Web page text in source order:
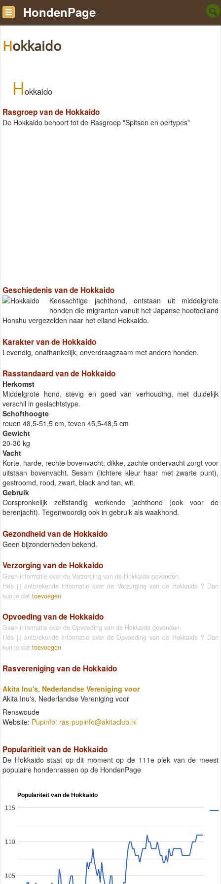
HondenPage
Hokkaido
Hokkaido
Rasgroep van de Hokkaido
De Hokkaido behoort tot de Rasgroep "Spitsen en oertypes"
Geschiedenis van de Hokkaido
Keesachtige jachthond, ontstaan uit middelgrote
honden die migranten vanuit het Japanse hoofdeiland
Honshu vergezelden naar het eiland Hokkaido.
Karakter van de Hokkaido
Levendig, onafhankelijk, onverdraagzaam met andere honden.
Rasstandaard van de Hokkaido
Herkomst
Middelgrote hond, stevig en goed van verhouding, met duidelijk
verschil in geslachtstype.
Schofthoogte
reuen 48,5-51,5 cm, teven 45,5-48,5 cm
Gewicht
20-30 kg
Vacht
Korte, harde, rechte bovenvacht; dikke, zachte ondervacht zorgt voor
uitstaan bovenvacht. Sesam (lichtere kleur haar met zwarte punt),
gestroomd, rood, zwart, black and tan, wit.
Gebruik
Oorspronkelijk zelfstandig werkende jachthond (ook voor de
berenjacht). Tegenwoordig ook in gebruik als waakhond.
Gezondheid van de Hokkaido
Geen bijzonderheden bekend.
Verzorging van de Hokkaido
Geen informatie over de Verzorging van de Hokkaido gevonden.
Heb jij ontbrekende informatie over de Verzorging van de Hokkaido ? Dan
kun je dat toevoegen
Opvoeding van de Hokkaido
Geen informatie over de Opvoeding van de Hokkaido gevonden.
Heb jij ontbrekende informatie over de Opvoeding van de Hokkaido ? Dan
kun je dat toevoegen
Rasvereniging van de Hokkaido
Akita Inu's, Nederlandse Vereniging voor
Akita Inu's, Nederlandse Vereniging voor
Renswoude
Website: Pupinfo: ras-pupinfo@akitaclub.nl
Popularitieit van de Hokkaido
De Hokkaido staat op dit moment op de 111e plek van de meest
populaire hondenrassen op de HondenPage
Populariteit van de Hokkaido
105
110
115